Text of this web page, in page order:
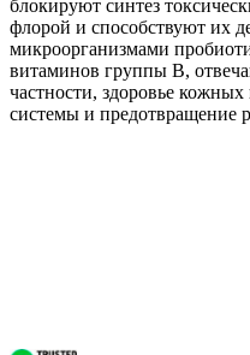
блокируют синтез
флорой и способствуют их
микроорганизмами
витаминов группы В,
частности, здоровье
системы и предотвращение